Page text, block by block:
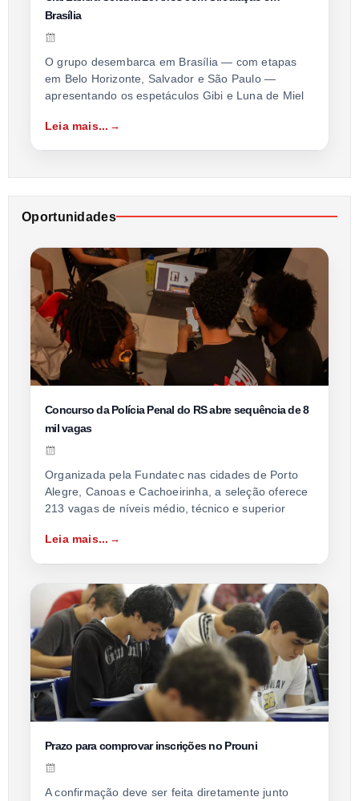
Brasília
O grupo desembarca em Brasília — com etapas
em Belo Horizonte, Salvador e São Paulo —
apresentando os espetáculos Gibi e Luna de Miel
Leia mais...
Oportunidades
Concurso da Polícia Penal do RS abre sequência de 8
mil vagas
Organizada pela Fundatec nas cidades de Porto
Alegre, Canoas e Cachoeirinha, a seleção oferece
213 vagas de níveis médio, técnico e superior
Leia mais...
Prazo para comprovar inscrições no Prouni
A confirmação deve ser feita diretamente junto